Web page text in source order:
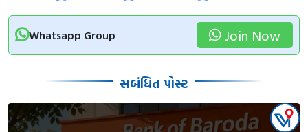
Whatsapp Group Join Now
સબંધિત પોસ્ટ